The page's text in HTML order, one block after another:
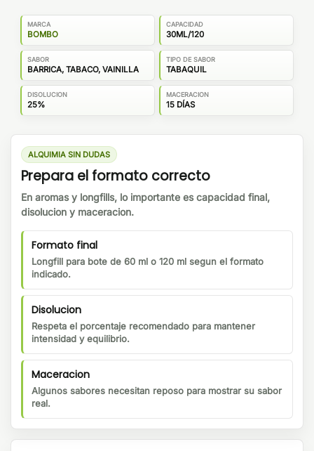
MARCA
BOMBO
CAPACIDAD
30ML/120
SABOR
BARRICA, TABACO, VAINILLA
TIPO DE SABOR
TABAQUIL
DISOLUCION
25%
MACERACION
15 DÍAS
ALQUIMIA SIN DUDAS
Prepara el formato correcto
En aromas y longfills, lo importante es capacidad final,
disolucion y maceracion.
Formato final
Longfill para bote de 60 ml o 120 ml segun el formato
indicado.
Disolucion
Respeta el porcentaje recomendado para mantener
intensidad y equilibrio.
Maceracion
Algunos sabores necesitan reposo para mostrar su sabor
real.